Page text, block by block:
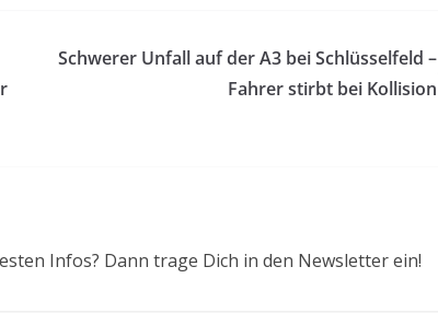
Schwerer Unfall auf der A3 bei Schlüsselfeld –
Fahrer stirbt bei Kollision
Infos? Dann trage Dich in den Newsletter ein!